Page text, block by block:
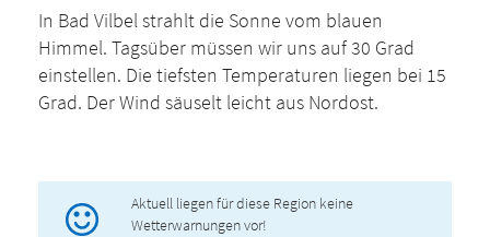
In Bad Vilbel strahlt die Sonne vom blauen
Himmel. Tagsüber müssen wir uns auf 30 Grad
einstellen. Die tiefsten Temperaturen liegen bei 15
Grad. Der Wind säuselt leicht aus Nordost.
Aktuell liegen für diese Region keine
Wetterwarnungen vor!